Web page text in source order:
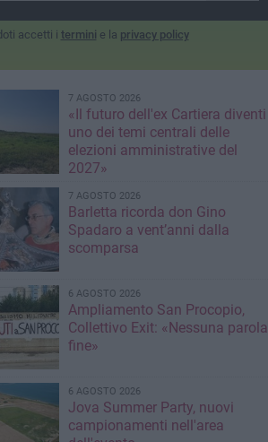
accetti i termini e la privacy policy
7 AGOSTO 2026
«Il futuro dell'ex Cartiera diventi
uno dei temi centrali delle
elezioni amministrative del
2027»
7 AGOSTO 2026
Barletta ricorda don Gino
Spadaro a vent’anni dalla
scomparsa
6 AGOSTO 2026
Ampliamento San Procopio,
Collettivo Exit: «Nessuna parola
fine»
6 AGOSTO 2026
Jova Summer Party, nuovi
campionamenti nell'area